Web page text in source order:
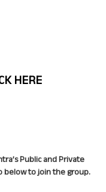
HERE
Public and Private
below to join the group.